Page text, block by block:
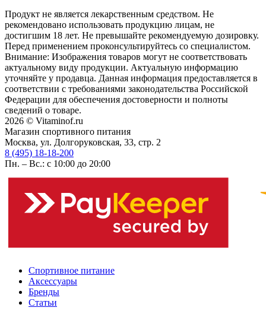
Продукт не является лекарственным средством. Не
рекомендовано использовать продукцию лицам, не
достигшим 18 лет. Не превышайте рекомендуемую дозировку.
Перед применением проконсультируйтесь со специалистом.
Внимание: Изображения товаров могут не соответствовать
актуальному виду продукции. Актуальную информацию
уточняйте у продавца. Данная информация предоставляется в
соответствии с требованиями законодательства Российской
Федерации для обеспечения достоверности и полноты
сведений о товаре.
2026 © Vitaminof.ru
Магазин спортивного питания
Москва, ул. Долгоруковская, 33, стр. 2
8 (495) 18-18-200
Пн. – Вс.: с 10:00 до 20:00
Спортивное питание
Аксессуары
Бренды
Статьи